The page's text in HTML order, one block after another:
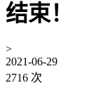
结束！
>
2021-06-29
2716 次